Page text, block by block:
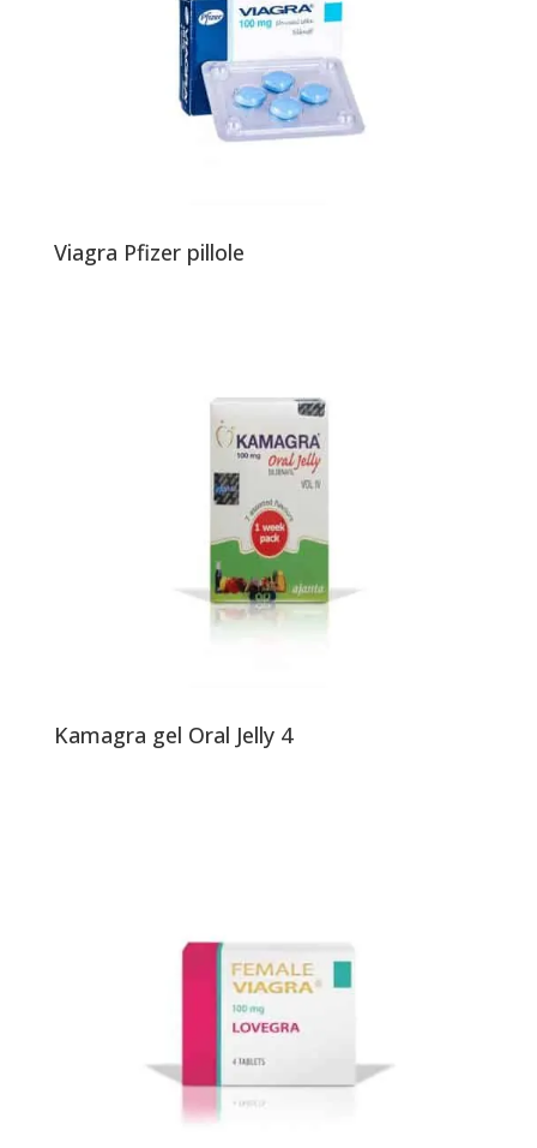
Viagra Pfizer pillole
Kamagra gel Oral Jelly 4